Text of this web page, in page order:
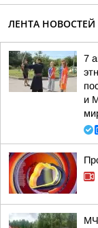
ЛЕНТА НОВОСТЕЙ
7
и